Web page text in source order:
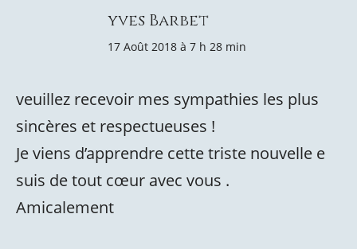
yves Barbet
17 Août 2018 à 7 h 28 min
veuillez recevoir mes sympathies les plus
sincères et respectueuses !
Je viens d’apprendre cette triste nouvelle e
suis de tout cœur avec vous .
Amicalement